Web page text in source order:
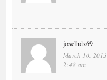
joselhdz69
March 10, 2013
2:48 am